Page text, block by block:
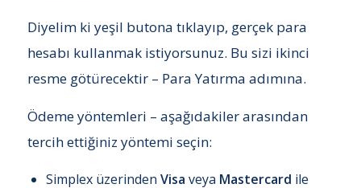
Diyelim ki yeşil butona tıklayıp, gerçek para
hesabı kullanmak istiyorsunuz. Bu sizi ikinci
resme götürecektir – Para Yatırma adımına.
Ödeme yöntemleri – aşağıdakiler arasından
tercih ettiğiniz yöntemi seçin:
Simplex üzerinden Visa veya Mastercard ile